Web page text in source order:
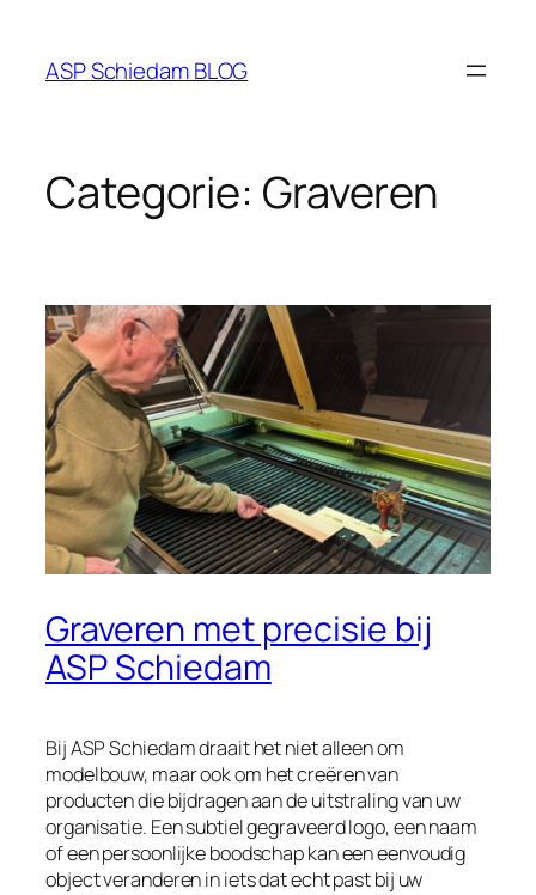
ASP Schiedam BLOG
Categorie: Graveren
Graveren met precisie bij
ASP Schiedam
Bij ASP Schiedam draait het niet alleen om
modelbouw, maar ook om het creëren van
producten die bijdragen aan de uitstraling van uw
organisatie. Een subtiel gegraveerd logo, een naam
of een persoonlijke boodschap kan een eenvoudig
object veranderen in iets dat echt past bij uw